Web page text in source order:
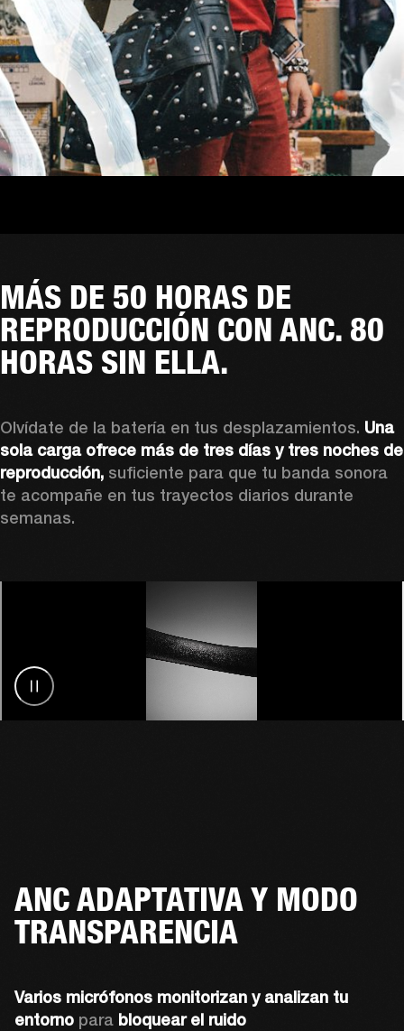
MÁS DE 50 HORAS DE
REPRODUCCIÓN CON ANC. 80
HORAS SIN ELLA.
Olvídate de la batería en tus desplazamientos. Una
sola carga ofrece más de tres días y tres noches de
reproducción, suficiente para que tu banda sonora
te acompañe en tus trayectos diarios durante
semanas.
ANC ADAPTATIVA Y MODO
TRANSPARENCIA
Varios micrófonos monitorizan y analizan tu
entorno para bloquear el ruido